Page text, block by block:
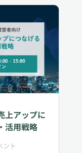
上アップに
活用戦略
ント